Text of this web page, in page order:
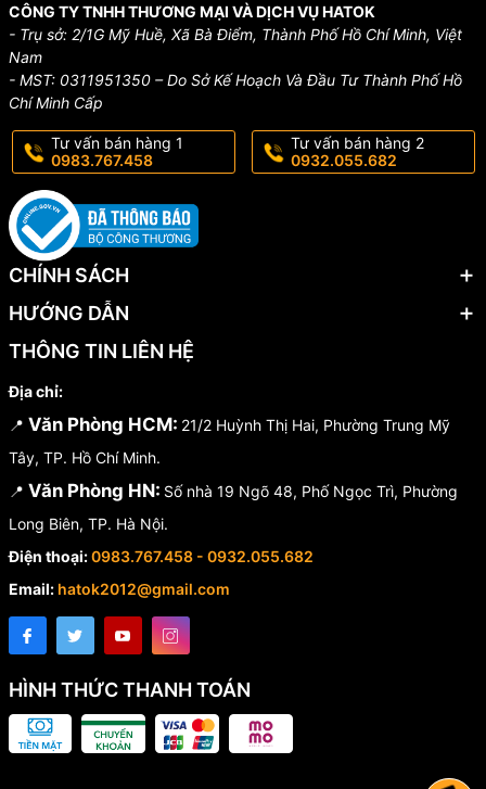
CÔNG TY TNHH THƯƠNG MẠI VÀ DỊCH VỤ HATOK
- Trụ sở: 2/1G Mỹ Huề, Xã Bà Điểm, Thành Phố Hồ Chí Minh, Việt
Nam
- MST: 0311951350 – Do Sở Kế Hoạch Và Đầu Tư Thành Phố Hồ
Chí Minh Cấp
Tư vấn bán hàng 1
0983.767.458
Tư vấn bán hàng 2
0932.055.682
CHÍNH SÁCH
HƯỚNG DẪN
THÔNG TIN LIÊN HỆ
Địa chỉ:
📍 Văn Phòng HCM: 21/2 Huỳnh Thị Hai, Phường Trung Mỹ
Tây, TP. Hồ Chí Minh.
📍 Văn Phòng HN: Số nhà 19 Ngõ 48, Phố Ngọc Trì, Phường
Long Biên, TP. Hà Nội.
Điện thoại:0983.767.458 - 0932.055.682
Email: hatok2012@gmail.com
HÌNH THỨC THANH TOÁN